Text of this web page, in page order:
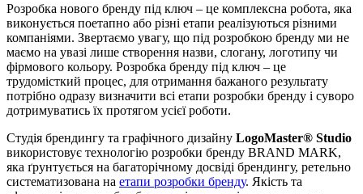
Розробка нового бренду під ключ – це комплексна робота, яка
виконується поетапно або різні етапи реалізуються різними
компаніями. Звертаємо увагу, що під розробкою бренду ми не
маємо на увазі лише створення назви, слогану, логотипу чи
фірмового кольору. Розробка бренду під ключ – це
трудомісткий процес, для отримання бажаного результату
потрібно одразу визначити всі етапи розробки бренду і суворо
дотримуватись їх протягом усієї роботи.
Студія брендингу та графічного дизайну LogoMaster® Studio
використовує технологію розробки бренду BRAND MARK,
яка ґрунтується на багаторічному досвіді брендингу, ретельно
систематизована на етапи розробки бренду. Якість та